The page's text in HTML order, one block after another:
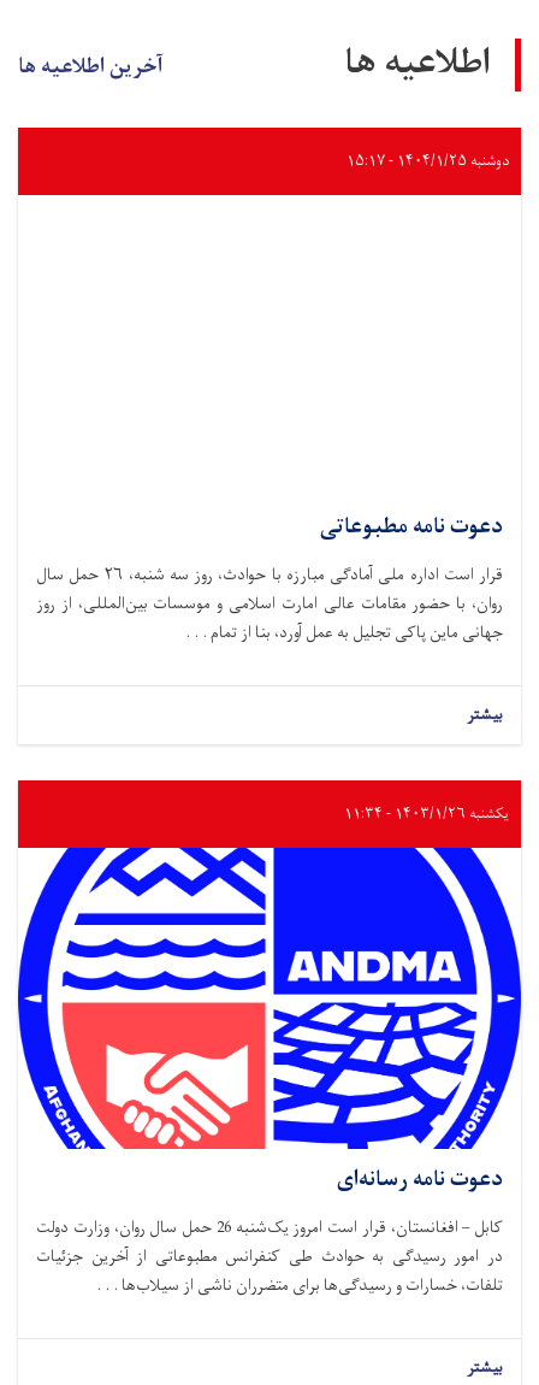
اطلاعیه ها آخرین اطلاعیه ها
دوشنبه ۱۴۰۴/۱/۲۵ - ۱۵:۱۷
دعوت نامه مطبوعاتی
قرار است اداره ملی آمادگی مبارزه با حوادث،‌ روز سه شنبه، ۲۶ حمل سال
روان، با حضور مقامات عالی امارت اسلامی و موسسات بین‌المللی، از روز
جهانی ماین پاکی تجلیل به عمل آورد، بنا از تمام . . .
بیشتر
یکشنبه ۱۴۰۳/۱/۲۶ - ۱۱:۳۴
دعوت نامه رسانه‌ای
کابل – افغانستان، قرار است امروز یک‌شنبه 26 حمل سال روان، وزارت دولت
در امور رسیدگی به حوادث طی کنفرانس مطبوعاتی از آخرین جزئیات
تلفات، خسارات و رسیدگی‌ها برای متضرران ناشی از سیلاب‌ها . . .
بیشتر